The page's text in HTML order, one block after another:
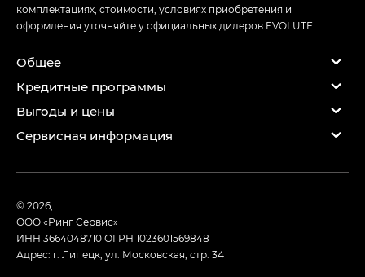
комплектациях, стоимости, условиях приобретения и
оформления уточняйте у официальных дилеров EVOLUTE.
Общее
Кредитные программы
Выгоды и цены
Сервисная информация
© 2026,
ООО «Ринг Сервис»
ИНН 3664048710ОГРН 1023601569848
Адрес: г. Липецк, ул. Московская, стр. 34